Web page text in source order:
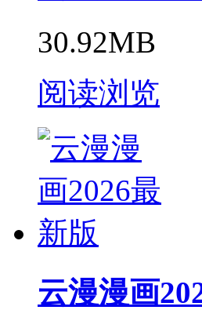
30.92MB
阅读浏览
云漫漫画